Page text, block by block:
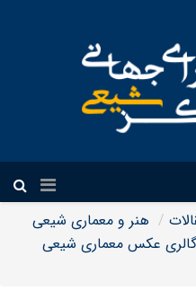
هنر و معماری شیعی
گالری عکس معماری شیعی